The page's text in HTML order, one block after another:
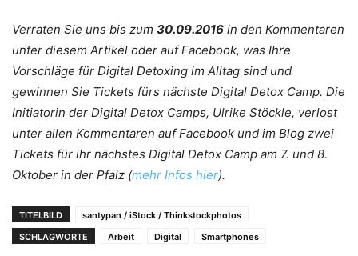
Verraten Sie uns bis zum 30.09.2016 in den Kommentaren
unter diesem Artikel oder auf Facebook, was Ihre
Vorschläge für Digital Detoxing im Alltag sind und
gewinnen Sie Tickets fürs nächste Digital Detox Camp. Die
Initiatorin der Digital Detox Camps, Ulrike Stöckle, verlost
unter allen Kommentaren auf Facebook und im Blog zwei
Tickets für ihr nächstes Digital Detox Camp am 7. und 8.
Oktober in der Pfalz (mehr Infos hier).
TITELBILD
santypan / iStock / Thinkstockphotos
SCHLAGWORTE
Arbeit Digital Smartphones